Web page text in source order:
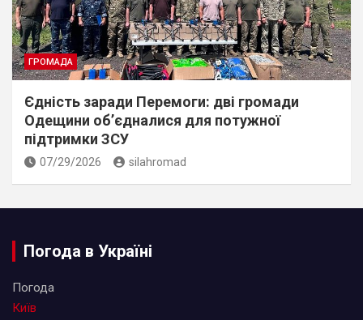
ГРОМАДА
Єдність заради Перемоги: дві громади
Одещини об’єдналися для потужної
підтримки ЗСУ
07/29/2026 silahromad
Погода в Україні
Погода
Київ